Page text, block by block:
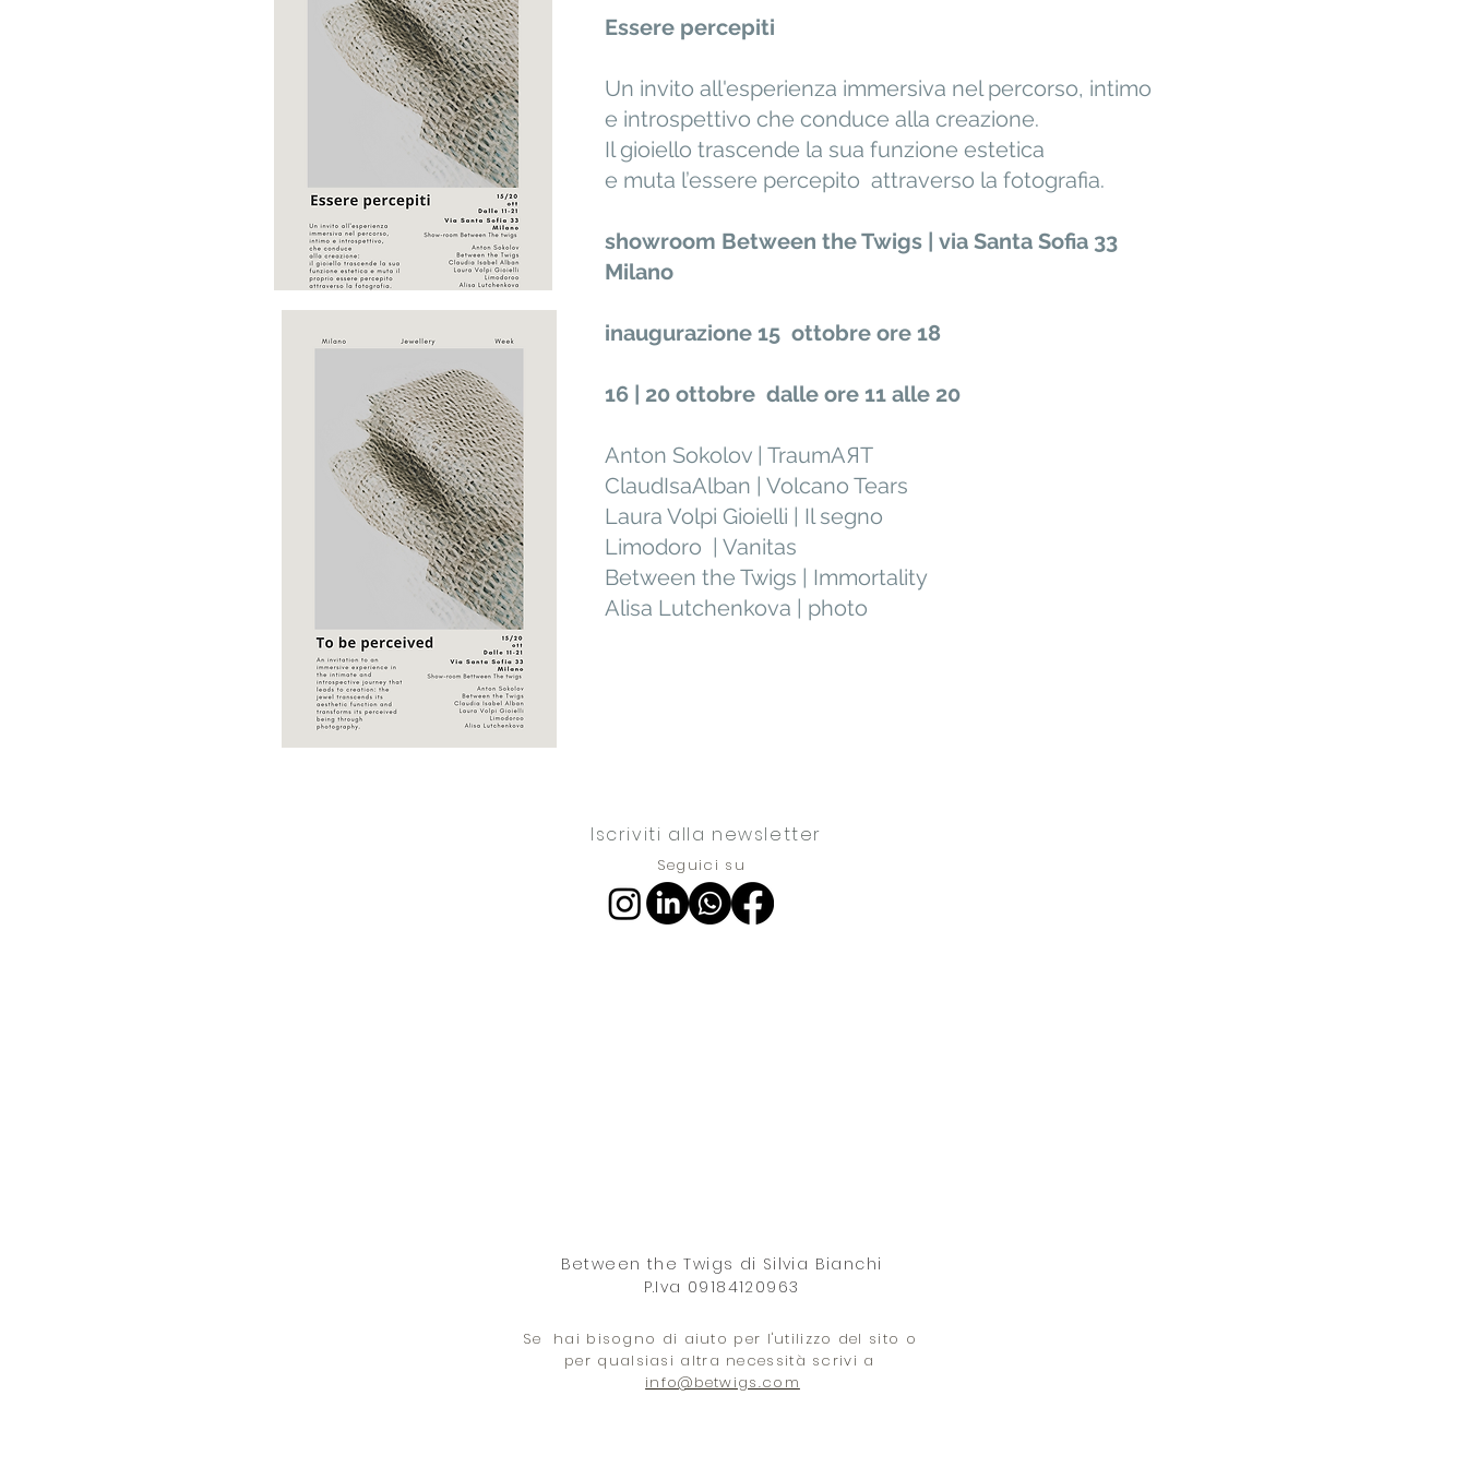
Essere percepiti
Un invito all'esperienza immersiva nel percorso, intimo
e introspettivo che conduce alla creazione.
Il gioiello trascende la sua funzione estetica
e muta l’essere percepito attraverso la fotografia.
showroom Between the Twigs | via Santa Sofia 33
Milano
inaugurazione 15 ottobre ore 18
16 | 20 ottobre dalle ore 11 alle 20
Anton Sokolov | TraumAЯT
ClaudIsaAlban | Volcano Tears
Laura Volpi Gioielli | Il segno
Limodoro | Vanitas
Between the Twigs | Immortality
Alisa Lutchenkova | photo
Iscriviti alla newsletter
Seguici su
Between the Twigs di Silvia Bianchi
P.Iva 09184120963
Se hai bisogno di aiuto per l'utilizzo del sito o
per qualsiasi altra necessità scrivi a
info@betwigs.com